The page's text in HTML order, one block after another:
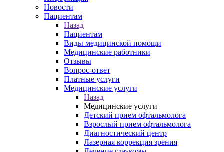
Новости
Пациентам
Назад
Пациентам
Виды медицинской помощи
Медицинские работники
Отзывы
Вопрос-ответ
Платные услуги
Медицинские услуги
Назад
Медицинские услуги
Детский прием офтальмолога
Взрослый прием офтальмолога
Диагностический центр
Лазерная коррекция зрения